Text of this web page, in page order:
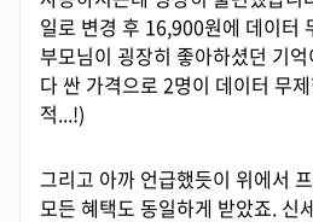
일로 변경 후 16,900원에 데이터
부모님이 굉장히 좋아하셨던 기
다 싼 가격으로 2명이 데이터 무
적...!)
그리고 아까 언급했듯이 위에서
모든 혜택도 동일하게 받았죠. 신